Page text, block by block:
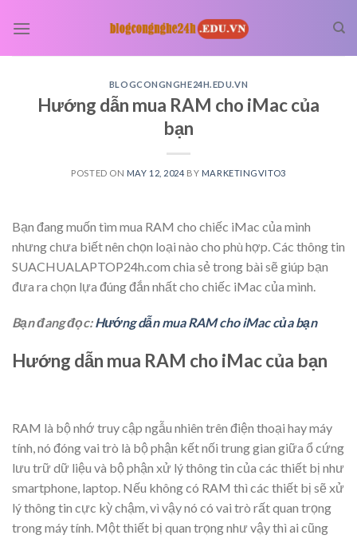
BLOGCONGNGHE24H.EDU.VN
Hướng dẫn mua RAM cho iMac của
bạn
POSTED ON MAY 12, 2024 BY MARKETINGVITO3
Bạn đang muốn tìm mua RAM cho chiếc iMac của mình
nhưng chưa biết nên chọn loại nào cho phù hợp. Các thông tin
SUACHUALAPTOP24h.com chia sẻ trong bài sẽ giúp bạn
đưa ra chọn lựa đúng đắn nhất cho chiếc iMac của mình.
Bạn đang đọc:Hướng dẫn mua RAM cho iMac của bạn
Hướng dẫn mua RAM cho iMac của bạn
RAM là bộ nhớ truy cập ngẫu nhiên trên điện thoại hay máy
tính, nó đóng vai trò là bộ phận kết nối trung gian giữa ổ cứng
lưu trữ dữ liệu và bộ phận xử lý thông tin của các thiết bị như
smartphone, laptop. Nếu không có RAM thì các thiết bị sẽ xử
lý thông tin cực kỳ chậm, vì vậy nó có vai trò rất quan trọng
trong máy tính. Một thiết bị quan trọng như vậy thì ai cũng